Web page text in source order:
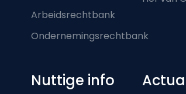
Arbeidsrechtbank
Ondernemingsrechtbank
Nuttige info